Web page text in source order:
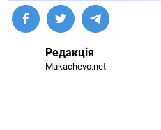
Редакція
Mukachevo.net